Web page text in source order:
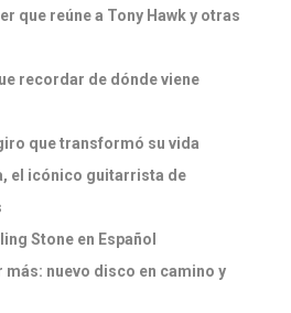
que reúne a Tony Hawk y otras
recordar de dónde viene
que transformó su vida
el icónico guitarrista de
Stone en Español
más: nuevo disco en camino y